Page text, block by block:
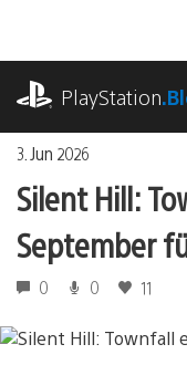
springen
PlayStation
3. Jun 2026
Silent Hill:
September
0 0 11